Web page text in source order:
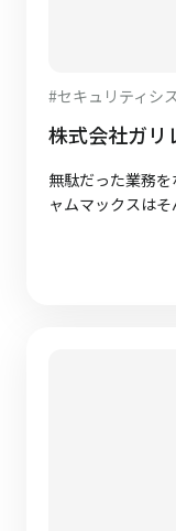
#セキュリティシ
株式会社ガリ
無駄だった業務
ャムマックスはそ